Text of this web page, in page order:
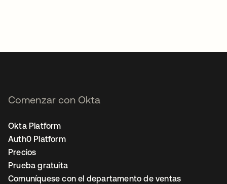
Comenzar con Okta
Okta Platform
Auth0 Platform
Precios
Prueba gratuita
Comuníquese con el departamento de ventas